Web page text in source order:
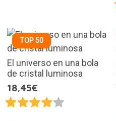
TOP 50
El universo en una bola
de cristal luminosa
18,45€